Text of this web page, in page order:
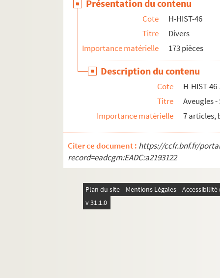
H-HIST-69. Elections
H-HIST-72. Elections
H-HIST-73. Chroniquess historiques
H-HIST-74. Chroniquess historiques
H-HIST-75. Chroniquess historiques
H-HIST-77. Divers
H-HIST-78. Fêtes
Présentation du contenu
Cote
H-HIST-46
Titre
Divers
Importance matérielle
173 pièces
Description du contenu
Cote
H-HIST-
Titre
Aveugles
Importance matérielle
7 articles,
Citer ce document : https://ccfr.bnf.fr/
record=eadcgm:EADC:a2193122
Plan du site Mentions Légales
v 31.1.0